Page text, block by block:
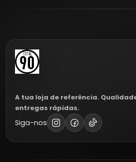
A tua loja de referência.
entregas rápidas.
Siga-nos